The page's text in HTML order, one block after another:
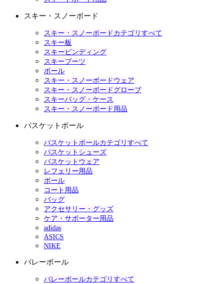
スキー・スノーボード
スキー・スノーボードカテゴリすべて
スキー板
スキービンディング
スキーブーツ
ポール
スキー・スノーボードウェア
スキー・スノーボードグローブ
スキーバッグ・ケース
スキー・スノーボード用品
バスケットボール
バスケットボールカテゴリすべて
バスケットシューズ
バスケットウェア
レフェリー用品
ボール
コート用品
バッグ
アクセサリー・グッズ
ケア・サポーター用品
adidas
ASICS
NIKE
バレーボール
バレーボールカテゴリすべて